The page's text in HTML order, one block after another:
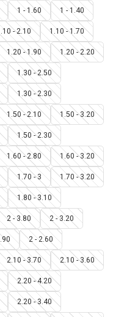
1 - 1.60 1 - 1.40
- 2.10 1.10 - 1.70
1.20 - 1.90 1.20 - 2.20
1.30 - 2.50
1.30 - 2.30
1.50 - 2.10 1.50 - 3.20
1.50 - 2.30
1.60 - 2.80 1.60 - 3.20
1.70 - 3 1.70 - 3.20
1.80 - 3.10
2 - 3.80 2 - 3.20
2 - 2.60
2.10 - 3.70 2.10 - 3.60
2.20 - 4.20
2.20 - 3.40